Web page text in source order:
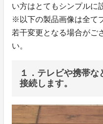
い方はとてもシンプルに
※以下の製品画像は全て
若干変更となる場合がご
い。
１．テレビや携帯
接続します。